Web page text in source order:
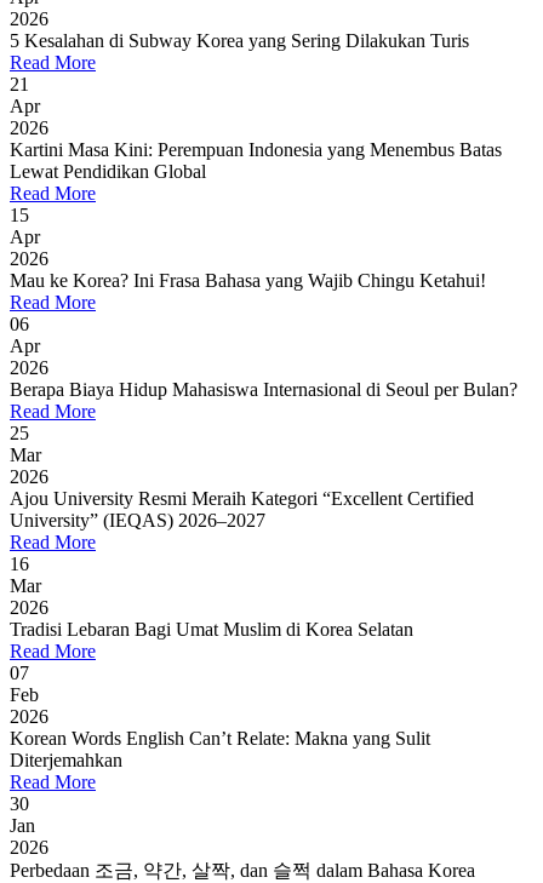
2026
5 Kesalahan di Subway Korea yang Sering Dilakukan Turis
Read More
21
Apr
2026
Kartini Masa Kini: Perempuan Indonesia yang Menembus Batas
Lewat Pendidikan Global
Read More
15
Apr
2026
Mau ke Korea? Ini Frasa Bahasa yang Wajib Chingu Ketahui!
Read More
06
Apr
2026
Berapa Biaya Hidup Mahasiswa Internasional di Seoul per Bulan?
Read More
25
Mar
2026
Ajou University Resmi Meraih Kategori “Excellent Certified
University” (IEQAS) 2026–2027
Read More
16
Mar
2026
Tradisi Lebaran Bagi Umat Muslim di Korea Selatan
Read More
07
Feb
2026
Korean Words English Can’t Relate: Makna yang Sulit
Diterjemahkan
Read More
30
Jan
2026
Perbedaan 조금, 약간, 살짝, dan 슬쩍 dalam Bahasa Korea